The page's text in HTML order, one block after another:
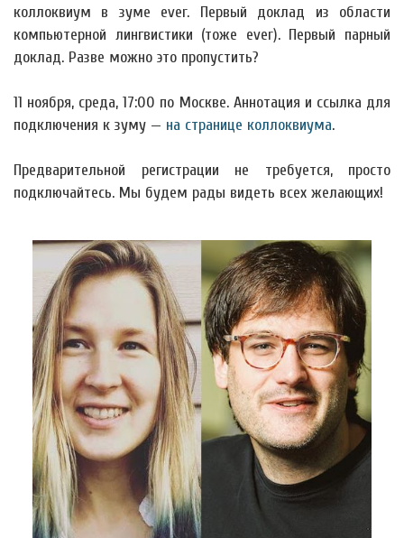
коллоквиум в зуме ever. Первый доклад из области
компьютерной лингвистики (тоже ever). Первый парный
доклад. Разве можно это пропустить?
11 ноября, среда, 17:00 по Москве. Аннотация и ссылка для
подключения к зуму — на странице коллоквиума.
Предварительной регистрации не требуется, просто
подключайтесь. Мы будем рады видеть всех желающих!